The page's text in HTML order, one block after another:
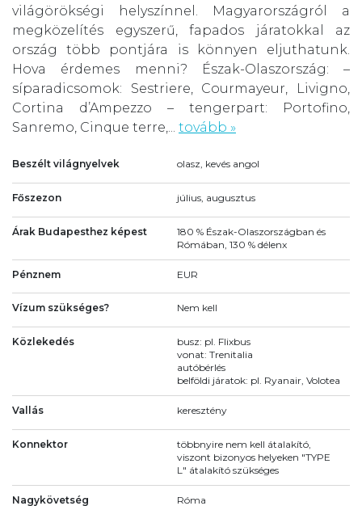
világörökségi helyszínnel. Magyarországról a
megközelítés egyszerű, fapados járatokkal az
ország több pontjára is könnyen eljuthatunk.
Hova érdemes menni? Észak-Olaszország: –
síparadicsomok: Sestriere, Courmayeur, Livigno,
Cortina d’Ampezzo – tengerpart: Portofino,
Sanremo, Cinque terre,... tovább »
Beszélt világnyelvek olasz, kevés angol
Főszezon július, augusztus
Árak Budapesthez képest
180 % Észak-Olaszországban és
Rómában, 130 % délenx
Pénznem EUR
Vízum szükséges? Nem kell
Közlekedés
busz: pl. Flixbus
vonat: Trenitalia
autóbérlés
belföldi járatok: pl. Ryanair, Volotea
Vallás keresztény
Konnektor
többnyire nem kell átalakító,
viszont bizonyos helyeken "TYPE
L" átalakító szükséges
Nagykövetség Róma